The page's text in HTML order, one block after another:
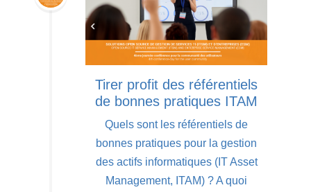
Tirer profit des référentiels
de bonnes pratiques ITAM
Quels sont les référentiels de
bonnes pratiques pour la gestion
des actifs informatiques (IT Asset
Management, ITAM) ? A quoi